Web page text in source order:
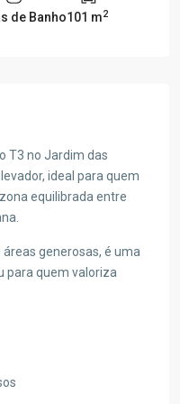
de Banho101 m2
T3 no Jardim das
ideal para quem
equilibrada entre
generosas, é uma
para quem valoriza